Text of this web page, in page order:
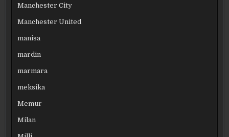
Manchester City
Manchester United
manisa
mardin
marmara
meksika
Memur
Milan